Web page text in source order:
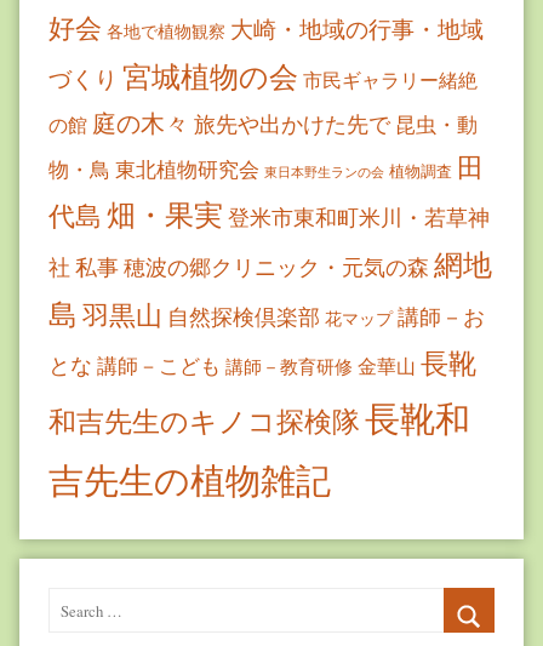
好会 各地で植物観察 大崎・地域の行事・地域
づくり 宮城植物の会 市民ギャラリー緒絶
の館 庭の木々 旅先や出かけた先で 昆虫・動
物・鳥 東北植物研究会 東日本野生ランの会 植物調査 田
代島 畑・果実 登米市東和町米川・若草神
社 私事穂波の郷クリニック・元気の森 網地
島 羽黒山 自然探検倶楽部 花マップ 講師－お
とな 講師－こども 講師－教育研修 金華山 長靴
和吉先生のキノコ探検隊長靴和
吉先生の植物雑記
Search